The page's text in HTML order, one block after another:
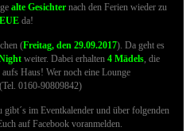
alte Gesichter nach den Ferien wieder zu
da!
(Freitag, den 29.09.2017). Da geht es
weiter. Dabei erhalten 4 Mädels, die
aufs Haus! Wer noch eine Lounge
0160-90809842)
im Eventkalender und über folgenden
auf Facebook voranmelden.